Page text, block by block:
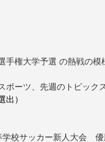
手権大学予選 の熱戦の模
ポーツ、先週のトピック
出）
学校サッカー新人大会 優